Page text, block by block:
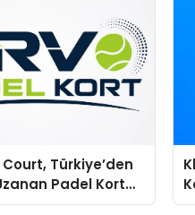
Court, Türkiye’den
Padel Kort
Güvenin Adresi